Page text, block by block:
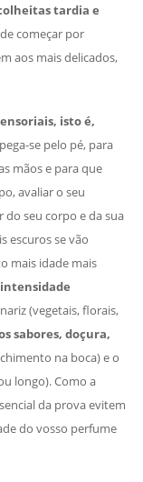
tardia e
começar por
aos mais delicados,
isto é,
se pelo pé, para
mãos e para que
avaliar o seu
seu corpo e da sua
escuros se vão
mais idade mais
intensidade
(vegetais, florais,
sabores, doçura,
na boca) e o
longo). Como a
da prova evitem
do vosso perfume